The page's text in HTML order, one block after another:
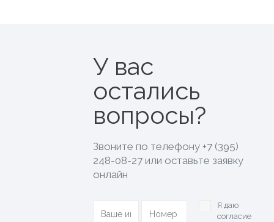
У вас
остались
вопросы?
Звоните по телефону+7 (395)
248-08-27 или оставьте заявку
онлайн
Я даю
согласие